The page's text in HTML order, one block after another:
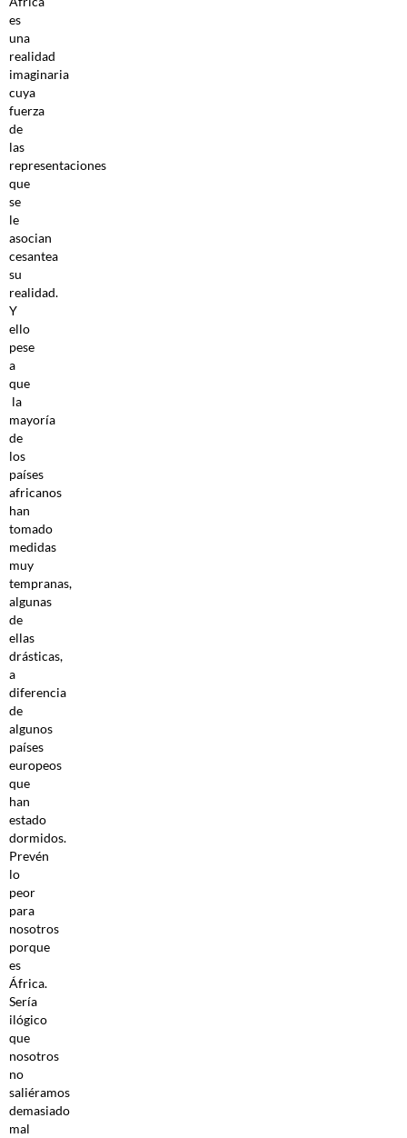
es
una
realidad
imaginaria
cuya
fuerza
de
las
representaciones
que
se
le
asocian
cesantea
su
realidad.
Y
ello
pese
a
que
la
mayoría
de
los
países
africanos
han
tomado
medidas
muy
tempranas,
algunas
de
ellas
drásticas,
a
diferencia
de
algunos
países
europeos
que
han
estado
dormidos.
Prevén
lo
peor
para
nosotros
porque
es
África.
Sería
ilógico
que
nosotros
no
saliéramos
demasiado
mal